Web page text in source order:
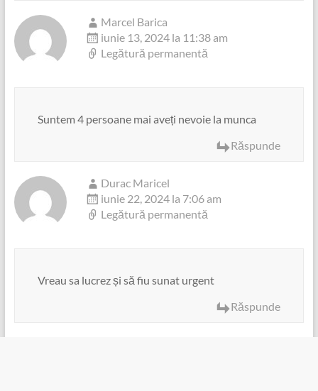
Marcel Barica
iunie 13, 2024 la 11:38 am
Legătură permanentă
Suntem 4 persoane mai aveți nevoie la munca
Răspunde
Durac Maricel
iunie 22, 2024 la 7:06 am
Legătură permanentă
Vreau sa lucrez și să fiu sunat urgent
Răspunde